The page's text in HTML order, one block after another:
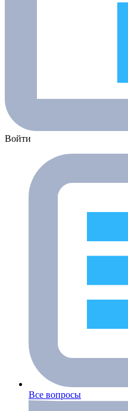
Войти
Все вопросы